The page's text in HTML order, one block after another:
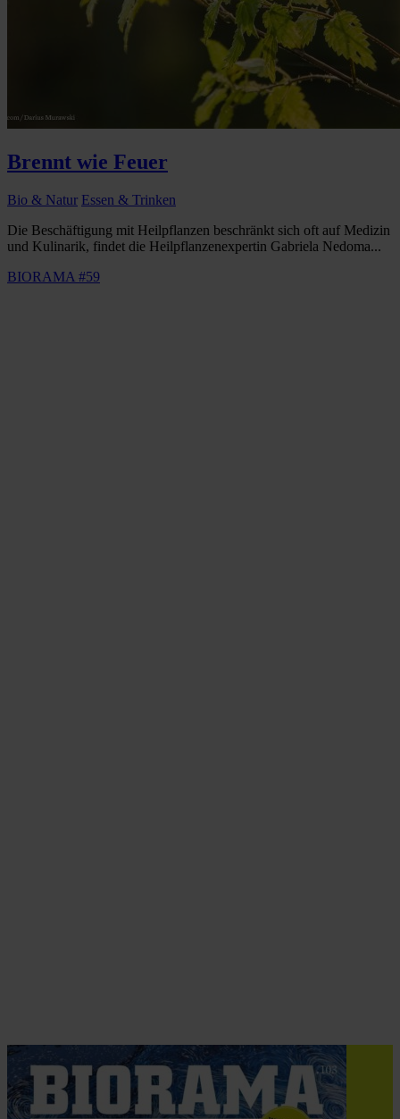
Brennt wie Feuer
Bio & Natur Essen & Trinken
Die Beschäftigung mit Heilpflanzen beschränkt sich oft auf Medizin
und Kulinarik, findet die Heilpflanzenexpertin Gabriela Nedoma...
BIORAMA #59